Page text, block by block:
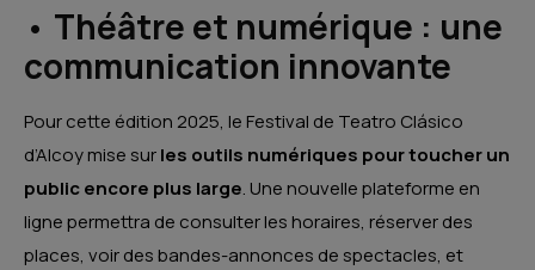
• Théâtre et numérique : une
communication innovante
Pour cette édition 2025, le Festival de Teatro Clásico
d’Alcoy mise surles outils numériques pour toucher un
public encore plus large. Une nouvelle plateforme en
ligne permettra de consulter les horaires, réserver des
places, voir des bandes-annonces de spectacles, et